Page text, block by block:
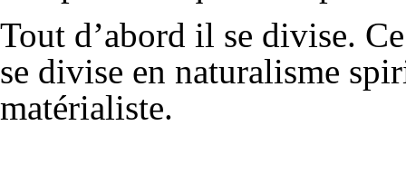
Tout d’abord il se divise.
se divise en naturalisme
matérialiste.